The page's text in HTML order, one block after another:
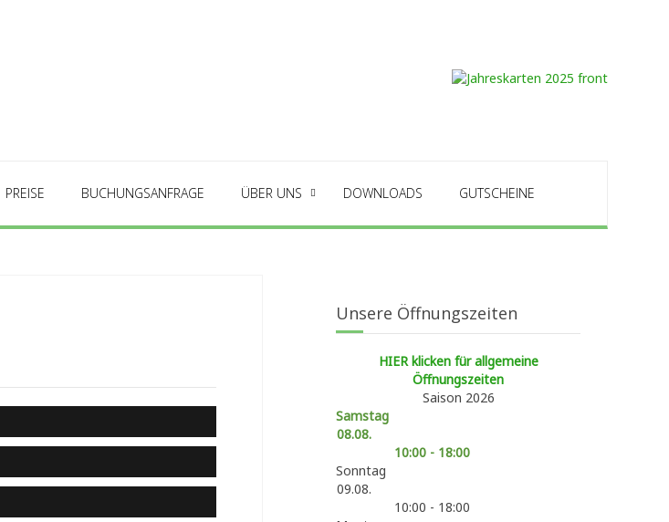
PREISE BUCHUNGSANFRAGE ÜBER UNS DOWNLOADS GUTSCHEINE
Unsere Öffnungszeiten
HIER klicken für allgemeine
Öffnungszeiten
Saison 2026
Samstag
08.08.
10:00 - 18:00
Sonntag
09.08.
10:00 - 18:00